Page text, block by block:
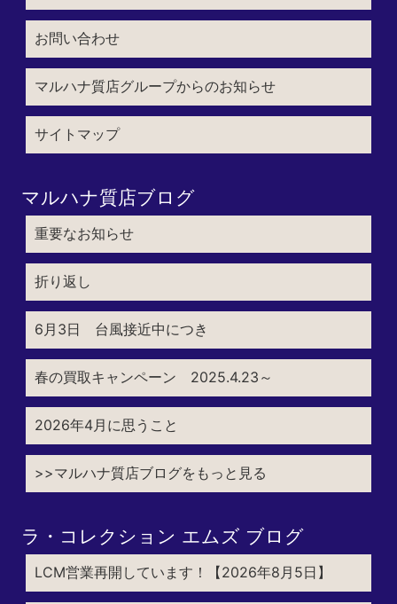
お問い合わせ
マルハナ質店グループからのお知らせ
サイトマップ
マルハナ質店ブログ
重要なお知らせ
折り返し
6月3日 台風接近中につき
春の買取キャンペーン 2025.4.23～
2026年4月に思うこと
>>マルハナ質店ブログをもっと見る
ラ・コレクション エムズ ブログ
LCM営業再開しています！【2026年8月5日】